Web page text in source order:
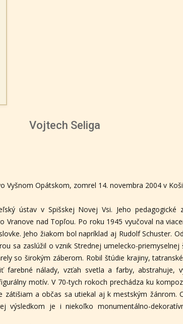
Vojtech Seliga
Vyšnom Opátskom, zomrel 14. novembra 2004 v
ústav v Spišskej Novej Vsi. Jeho
nad Topľou. Po roku 1945 vyučoval na
Jeho žiakom bol napríklad aj Rudolf Schuster.
sa zaslúžil o vznik Strednej umelecko-
so širokým záberom. Robil štúdie krajiny,
farebné nálady, vzťah svetla a farby, abstrahuje,
motív. V 70-tych rokoch prechádza ku
zátišiam a občas sa utiekal aj k mestským žánrom.
výsledkom je i niekoľko monumentálno-